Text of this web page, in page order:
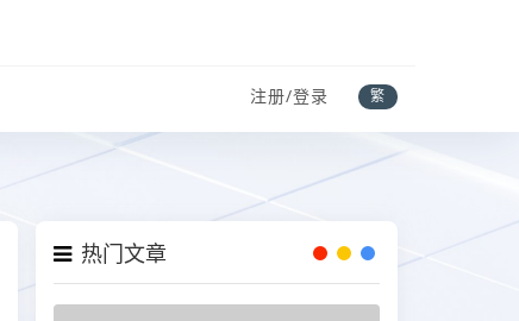
注册/登录 繁
热门文章